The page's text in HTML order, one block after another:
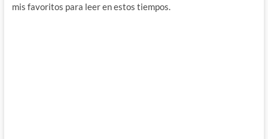
mis favoritos para leer en estos tiempos.